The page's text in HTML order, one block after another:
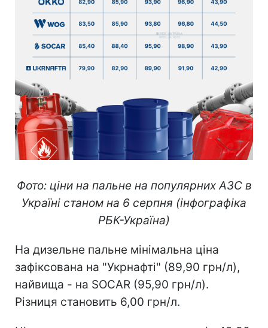
Фото: ціни на пальне на популярних АЗС в
Україні станом на 6 серпня (інфографіка
РБК-Україна)
На дизельне пальне мінімальна ціна
зафіксована на "Укрнафті" (89,90 грн/л),
найвища - на SOCAR (95,90 грн/л).
Різниця становить 6,00 грн/л.